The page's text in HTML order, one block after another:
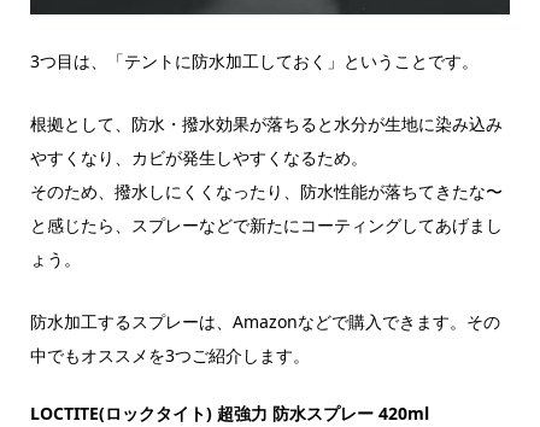
3つ目は、「テントに防水加工しておく」ということです。
根拠として、防水・撥水効果が落ちると水分が生地に染み込み
やすくなり、カビが発生しやすくなるため。
そのため、撥水しにくくなったり、防水性能が落ちてきたな〜
と感じたら、スプレーなどで新たにコーティングしてあげまし
ょう。
防水加工するスプレーは、Amazonなどで購入できます。その
中でもオススメを3つご紹介します。
LOCTITE(ロックタイト) 超強力 防水スプレー 420ml